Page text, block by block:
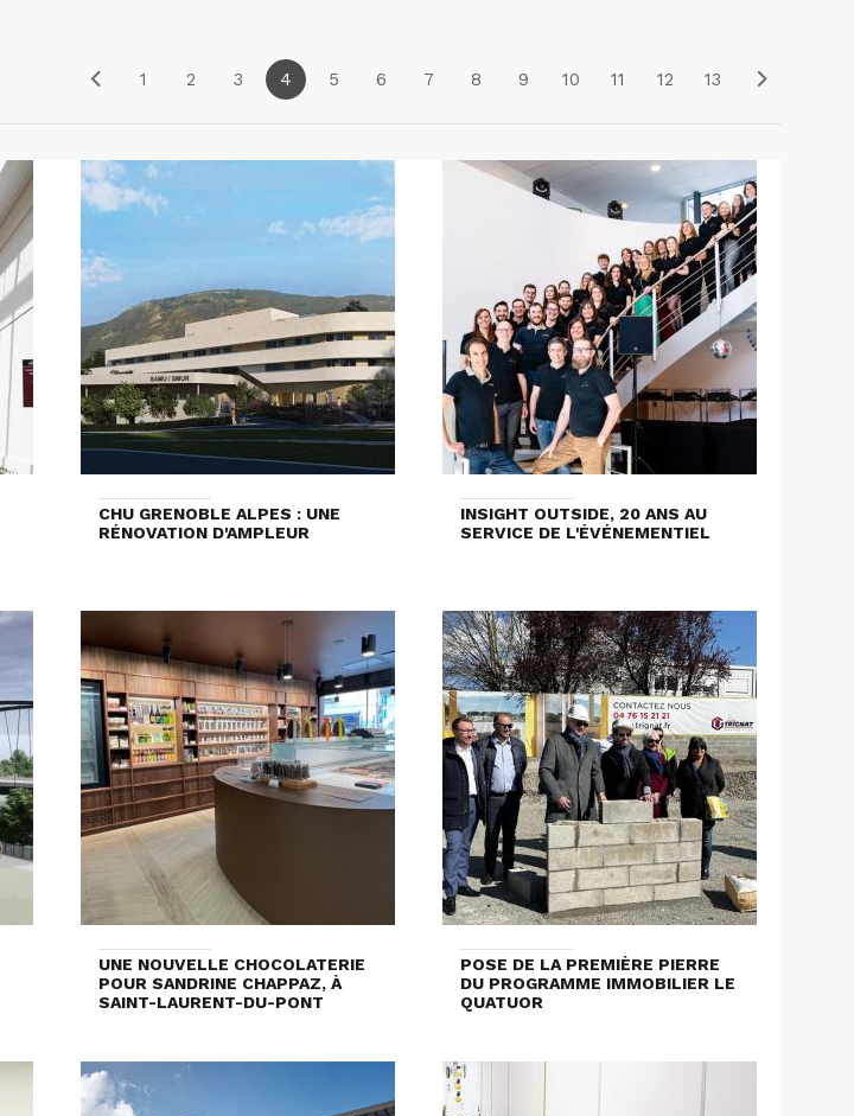
1 2 3 4 5 6 7 8 9 10 11 12 13
CHU GRENOBLE ALPES : UNE
RÉNOVATION D'AMPLEUR
INSIGHT OUTSIDE, 20 ANS AU
SERVICE DE L'ÉVÉNEMENTIEL
UNE NOUVELLE CHOCOLATERIE
POUR SANDRINE CHAPPAZ, À
SAINT-LAURENT-DU-PONT
POSE DE LA PREMIÈRE PIERRE
DU PROGRAMME IMMOBILIER LE
QUATUOR